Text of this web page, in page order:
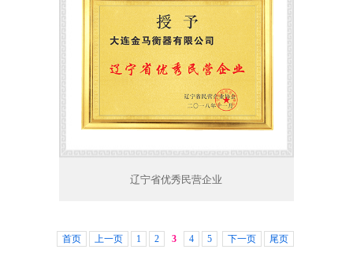
辽宁省优秀民营企业
首页 上一页 1 2 3 4 5 下一页 尾页